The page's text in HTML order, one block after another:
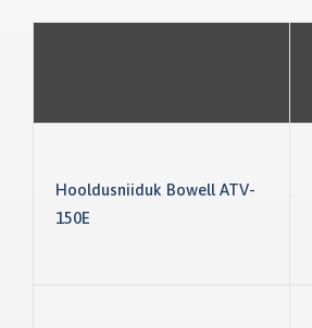
Hooldusniiduk Bowell ATV-
150E